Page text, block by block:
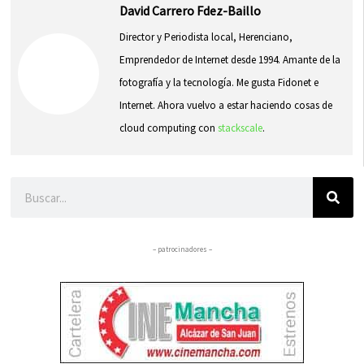
David Carrero Fdez-Baillo
Director y Periodista local, Herenciano,
Emprendedor de Internet desde 1994. Amante de la
fotografía y la tecnología. Me gusta Fidonet e
Internet. Ahora vuelvo a estar haciendo cosas de
cloud computing con stackscale.
– patrocinadores –